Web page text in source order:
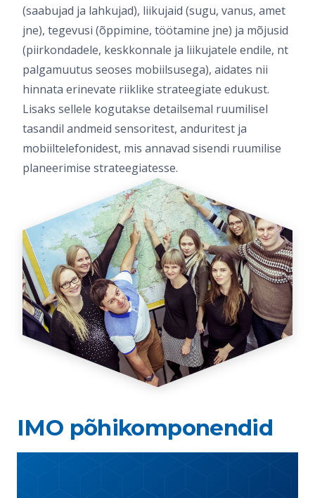
(saabujad ja lahkujad), liikujaid (sugu, vanus, amet
jne), tegevusi (õppimine, töötamine jne) ja mõjusid
(piirkondadele, keskkonnale ja liikujatele endile, nt
palgamuutus seoses mobiilsusega), aidates nii
hinnata erinevate riiklike strateegiate edukust.
Lisaks sellele kogutakse detailsemal ruumilisel
tasandil andmeid sensoritest, anduritest ja
mobiiltelefonidest, mis annavad sisendi ruumilise
planeerimise strateegiatesse.
IMO põhikomponendid